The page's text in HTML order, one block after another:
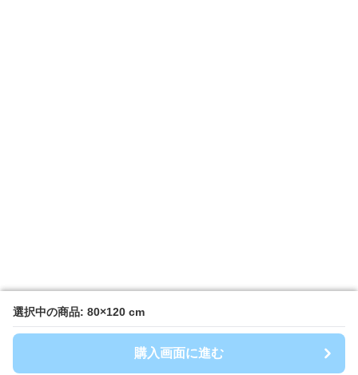
選択中の商品: 80×120 cm
購入画面に進む
選択中の商品: 80×120 cm
購入画面に進む